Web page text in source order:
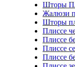
Шторы
Жалюзи
Шторы
Плиссе
Плиссе
Плиссе
Плиссе